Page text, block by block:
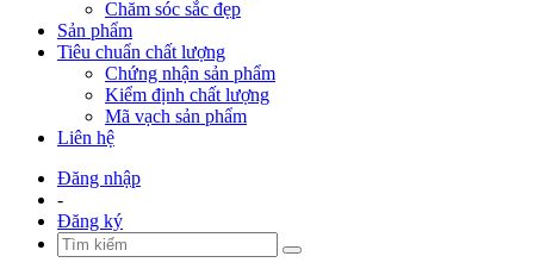
Chăm sóc sắc đẹp
Sản phẩm
Tiêu chuẩn chất lượng
Chứng nhận sản phẩm
Kiểm định chất lượng
Mã vạch sản phẩm
Liên hệ
Đăng nhập
-
Đăng ký